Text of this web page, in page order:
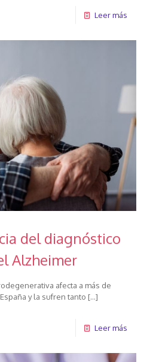
Leer más
del diagnóstico
Alzheimer
afecta a más de
y la sufren tanto […]
Leer más